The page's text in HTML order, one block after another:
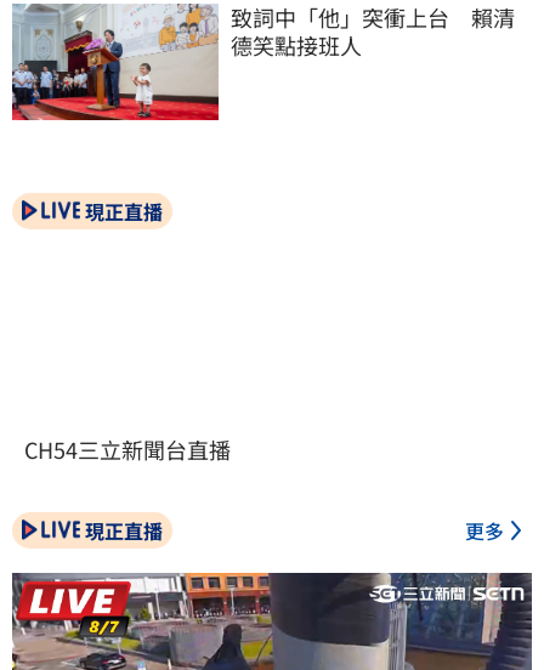
致詞中「他」突衝上台　賴清
德笑點接班人
現正直播
CH54三立新聞台直播
現正直播 更多